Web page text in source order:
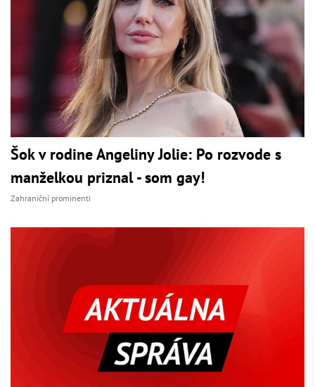
Šok v rodine Angeliny Jolie: Po rozvode s
manželkou priznal - som gay!
Zahraniční prominenti